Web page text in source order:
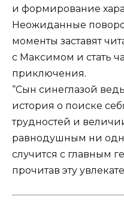
и формирование
Неожиданные
моменты заставят
с Максимом и стать
приключения.
“Сын синеглазой
история о поиске
трудностей и
равнодушным ни
случится с главным
прочитав эту